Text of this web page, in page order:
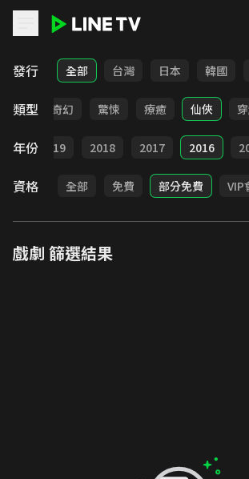
LINE TV - 戲劇
發行 全部 台灣 日本 韓國
類型
BL 奇幻 驚悚 療癒 仙俠
年份 2019 2018 2017 2016
資格 全部 免費 部分免費 VIP
戲劇 篩選結果